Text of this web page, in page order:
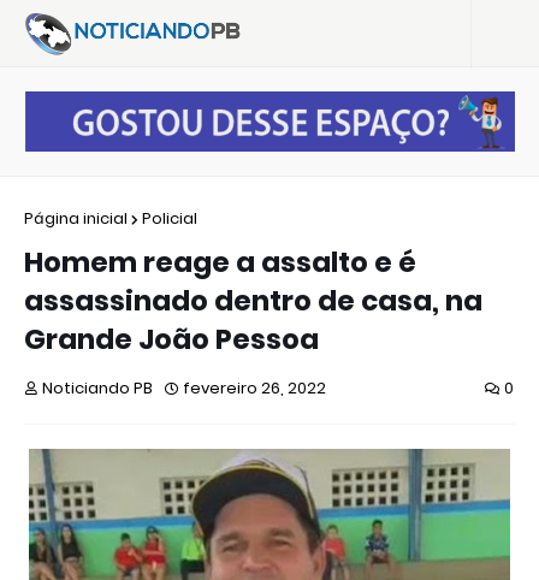
Página inicial Policial
Homem reage a assalto e é
assassinado dentro de casa, na
Grande João Pessoa
Noticiando PB fevereiro 26, 2022 0